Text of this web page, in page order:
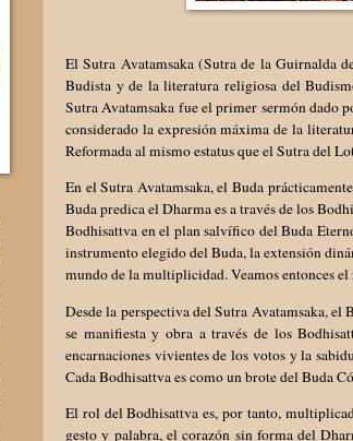
El Sutra Avatamsaka (Sutra de la Guirnalda
Budista y de la literatura religiosa del
Sutra Avatamsaka fue el primer sermón dado
considerado la expresión máxima de la
Reformada al mismo estatus que el Sutra del
En el Sutra Avatamsaka, el Buda
Buda predica el Dharma es a través de los
Bodhisattva en el plan salvífico del Buda
instrumento elegido del Buda, la extensión
mundo de la multiplicidad. Veamos entonces
Desde la perspectiva del Sutra Avatamsaka,
se manifiesta y obra a través de los
encarnaciones vivientes de los votos y la
Cada Bodhisattva es como un brote del Buda
El rol del Bodhisattva es, por tanto,
gesto y palabra, el corazón sin forma del